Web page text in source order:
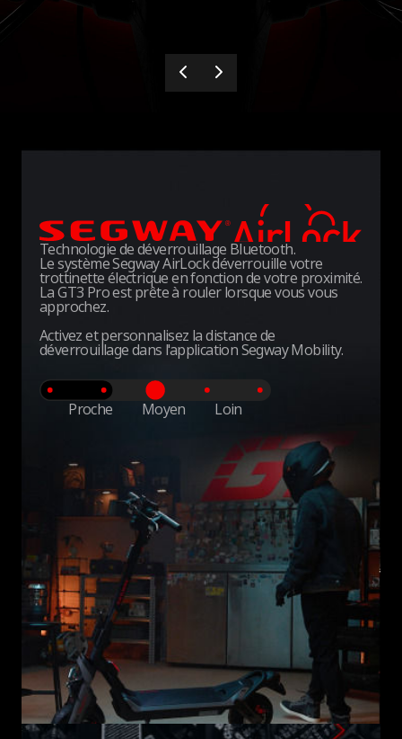
Technologie de déverrouillage Bluetooth.
Le système Segway AirLock déverrouille votre
trottinette électrique en fonction de votre proximité.
La GT3 Pro est prête à rouler lorsque vous vous
approchez.
Activez et personnalisez la distance de
déverrouillage dans l'application Segway Mobility.
Proche Moyen Loin